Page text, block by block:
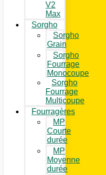
V2
Max
Sorgho
Sorgho
Grain
Sorgho
Fourrage
Monocoupe
Sorgho
Fourrage
Multicoupe
Fourragères
MP
Courte
durée
MP
Moyenne
durée